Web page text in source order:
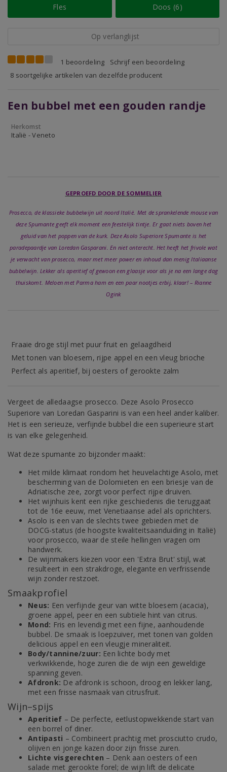
Fles Doos (6)
Op verlanglijst
1 beoordeling
Schrijf een beoordeling
8 soortgelijke artikelen van dezelfde producent
Een bubbel met een gouden randje
Herkomst
Italië - Veneto
GEPROEFD DOOR DE SOMMELIER
Prosecco, de klassieke bubbelwijn uit noord Italië. Met de sprankelende mouse van
deze Spumante geeft elk moment een feestelijk tintje. Er gaat niets boven het
geluid van het poppen van de kurk. Deze Asolo Superiore Spumante is het
paradepaardje van Loredan Gasparani. En niet onterecht. Het heeft het frivole wat
je verwacht van prosecco, maar met meer power en inhoud dan menig Italiaanse
bubbelwijn. Lekker als aperitief of gewoon een glaasje voor als je na een lange dag
thuiskomt. Meloen met Parma ham en een paar nootjes erbij, klaar! – Rianne
Ogink
Fraaie droge stijl met puur fruit en gelaagdheid
Met tonen van bloesem, rijpe appel en een vleug brioche
Perfect als aperitief, bij oesters of gerookte zalm
Vergeet de alledaagse prosecco. Deze Asolo Prosecco
Superiore van Loredan Gasparini is van een heel ander kaliber.
Het is een serieuze, verfijnde bubbel die een superieure start
is van elke gelegenheid.
Wat deze spumante zo bijzonder maakt:
Het milde klimaat rondom het heuvelachtige Asolo, met
bescherming van de Dolomieten en een briesje van de
Adriatische zee, zorgt voor perfect rijpe druiven.
Het wijnhuis kent een rijke geschiedenis die teruggaat
tot de 16e eeuw, met Venetiaanse adel als oprichters.
Asolo is een van de slechts twee gebieden met de
DOCG-status (de hoogste kwaliteitsaanduiding in Italië)
voor prosecco, waar de steile hellingen vragen om
handwerk.
De wijnmakers kiezen voor een 'Extra Brut' stijl, wat
resulteert in een strakdroge, elegante en verfrissende
wijn zonder restzoet.
Smaakprofiel
Neus: Een verfijnde geur van witte bloesem (acacia),
groene appel, peer en een subtiele hint van citrus.
Mond: Fris en levendig met een fijne, aanhoudende
bubbel. De smaak is loepzuiver, met tonen van golden
delicious appel en een vleugje mineraliteit.
Body/tannine/zuur: Een lichte body met
verkwikkende, hoge zuren die de wijn een geweldige
spanning geven.
Afdronk: De afdronk is schoon, droog en lekker lang,
met een frisse nasmaak van citrusfruit.
Wijn–spijs
Aperitief – De perfecte, eetlustopwekkende start van
een borrel of diner.
Antipasti – Combineert prachtig met prosciutto crudo,
olijven en jonge kazen door zijn frisse zuren.
Lichte visgerechten – Denk aan oesters of een
salade met gerookte forel; de wijn lift de delicate